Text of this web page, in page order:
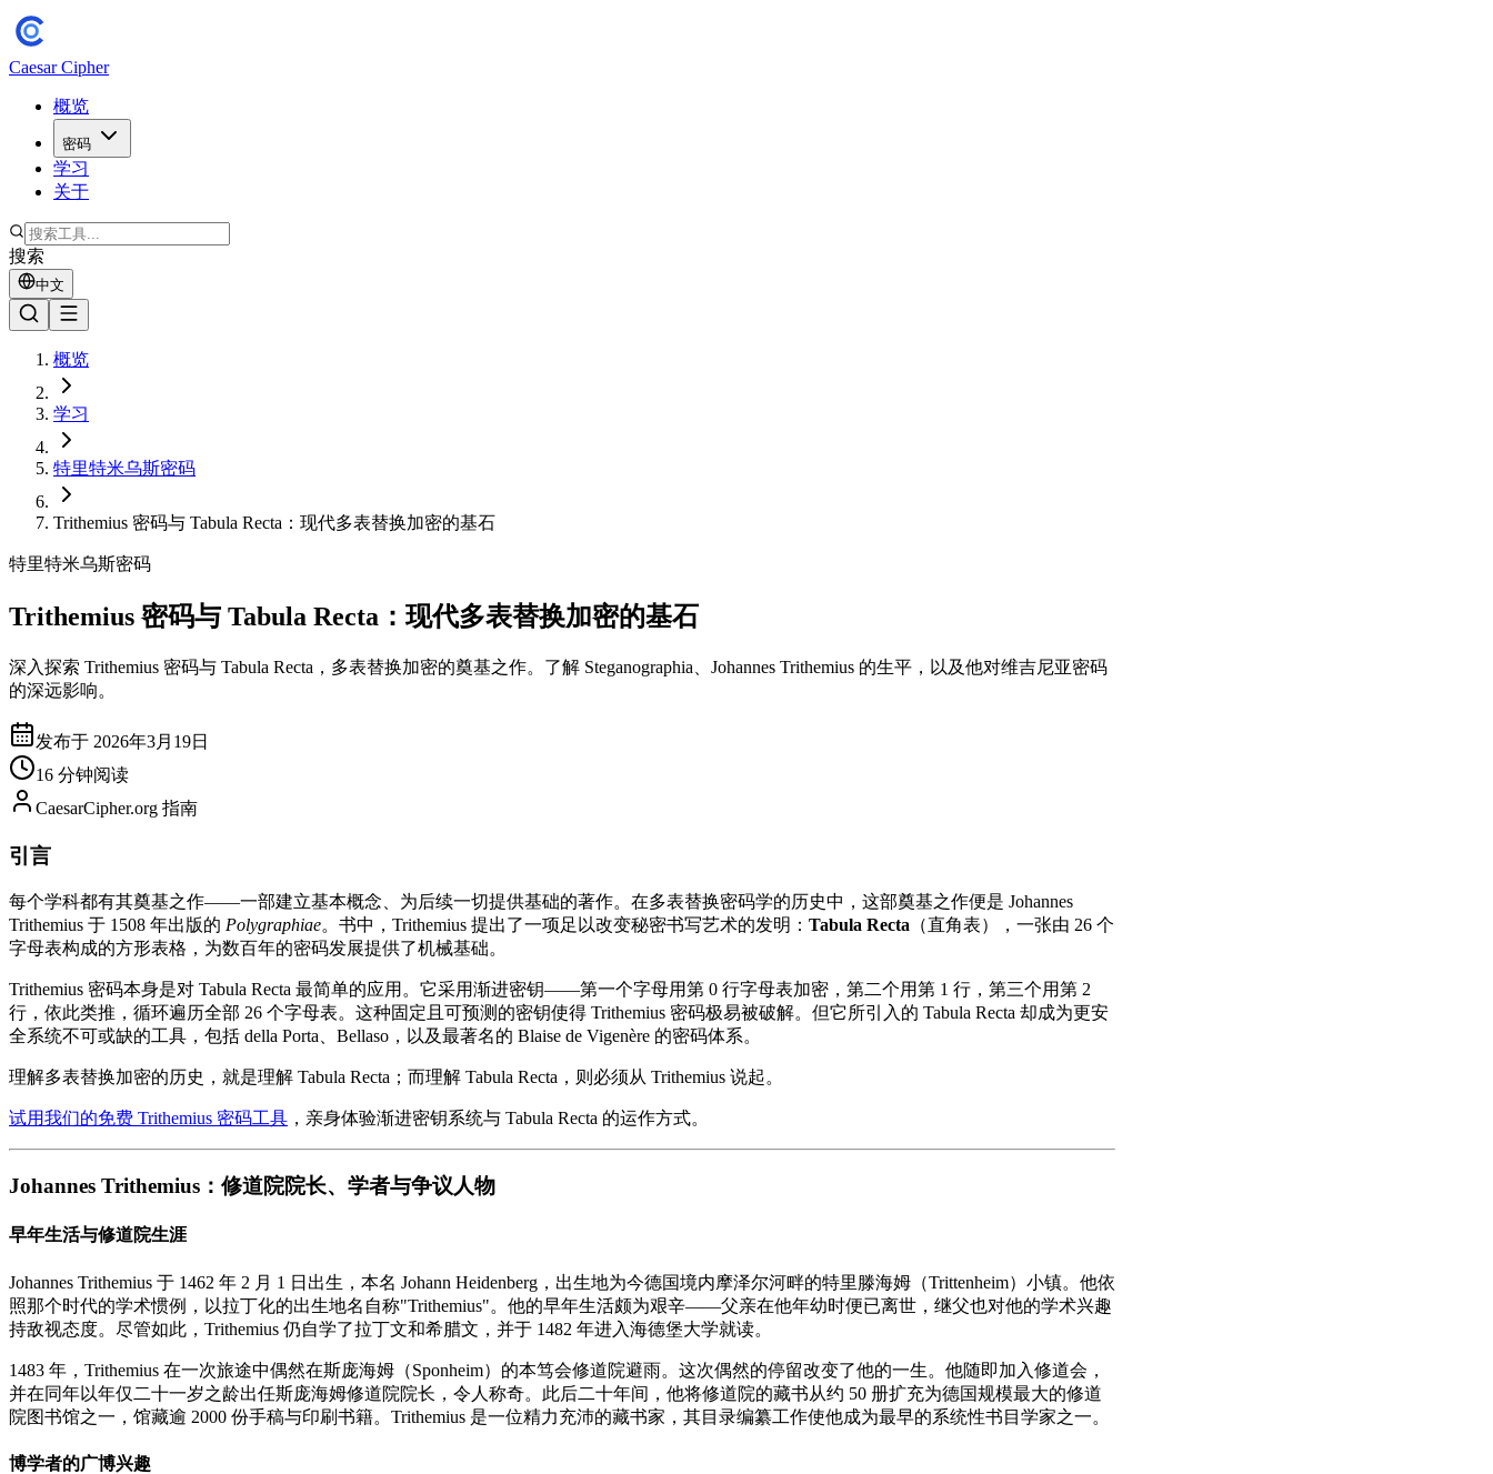
Caesar Cipher
概览
密码
学习
关于
搜索
中文
概览
学习
特里特米乌斯密码
Trithemius 密码与 Tabula Recta：现代多表替换加密的基石
特里特米乌斯密码
Trithemius 密码与 Tabula Recta：现代多表替换加密的基石
深入探索 Trithemius 密码与 Tabula Recta，多表替换加密的奠基之作。了解 Steganographia、Johannes Trithemius 的生平，以及他对维吉尼亚密码
的深远影响。
发布于 2026年3月19日
16 分钟阅读
CaesarCipher.org 指南
引言
每个学科都有其奠基之作——一部建立基本概念、为后续一切提供基础的著作。在多表替换密码学的历史中，这部奠基之作便是 Johannes
Trithemius 于 1508 年出版的 Polygraphiae。书中，Trithemius 提出了一项足以改变秘密书写艺术的发明： Tabula Recta （直角表），一张由 26 个
字母表构成的方形表格，为数百年的密码发展提供了机械基础。
Trithemius 密码本身是对 Tabula Recta 最简单的应用。它采用渐进密钥——第一个字母用第 0 行字母表加密，第二个用第 1 行，第三个用第 2
行，依此类推，循环遍历全部 26 个字母表。这种固定且可预测的密钥使得 Trithemius 密码极易被破解。但它所引入的 Tabula Recta 却成为更安
全系统不可或缺的工具，包括 della Porta、Bellaso，以及最著名的 Blaise de Vigenère 的密码体系。
理解多表替换加密的历史，就是理解 Tabula Recta；而理解 Tabula Recta，则必须从 Trithemius 说起。
试用我们的免费 Trithemius 密码工具 ，亲身体验渐进密钥系统与 Tabula Recta 的运作方式。
Johannes Trithemius：修道院院长、学者与争议人物
早年生活与修道院生涯
Johannes Trithemius 于 1462 年 2 月 1 日出生，本名 Johann Heidenberg，出生地为今德国境内摩泽尔河畔的特里滕海姆（Trittenheim）小镇。他依
照那个时代的学术惯例，以拉丁化的出生地名自称"Trithemius"。他的早年生活颇为艰辛——父亲在他年幼时便已离世，继父也对他的学术兴趣
持敌视态度。尽管如此，Trithemius 仍自学了拉丁文和希腊文，并于 1482 年进入海德堡大学就读。
1483 年，Trithemius 在一次旅途中偶然在斯庞海姆（Sponheim）的本笃会修道院避雨。这次偶然的停留改变了他的一生。他随即加入修道会，
并在同年以年仅二十一岁之龄出任斯庞海姆修道院院长，令人称奇。此后二十年间，他将修道院的藏书从约 50 册扩充为德国规模最大的修道
院图书馆之一，馆藏逾 2000 份手稿与印刷书籍。Trithemius 是一位精力充沛的藏书家，其目录编纂工作使他成为最早的系统性书目学家之一。
博学者的广博兴趣